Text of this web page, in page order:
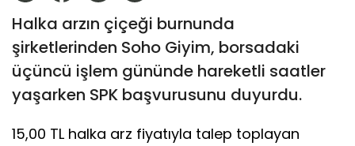
Halka arzın çiçeği burnunda
şirketlerinden Soho Giyim, borsadaki
üçüncü işlem gününde hareketli saatler
yaşarken SPK başvurusunu duyurdu.
15,00 TL halka arz fiyatıyla talep toplayan